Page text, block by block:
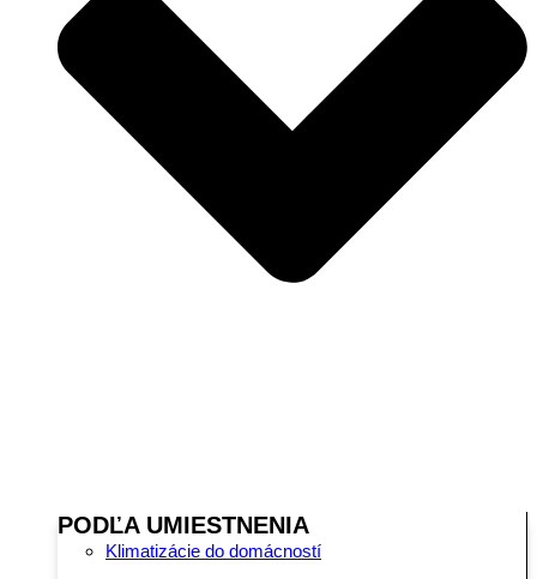
PODĽA UMIESTNENIA
Klimatizácie do domácností